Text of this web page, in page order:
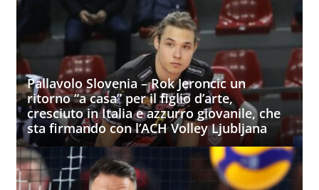
Pallavolo Slovenia – Rok Jeroncic un
ritorno “a casa” per il figlio d’arte,
cresciuto in Italia e azzurro giovanile, che
sta firmando con l’ACH Volley Ljubljana